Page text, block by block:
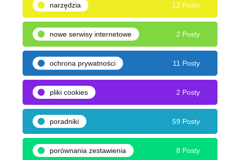
narzędzia 12 Posty
nowe serwisy internetowe 2 Posty
ochrona prywatności 11 Posty
pliki cookies 2 Posty
poradniki 59 Posty
porównania zestawienia 8 Posty